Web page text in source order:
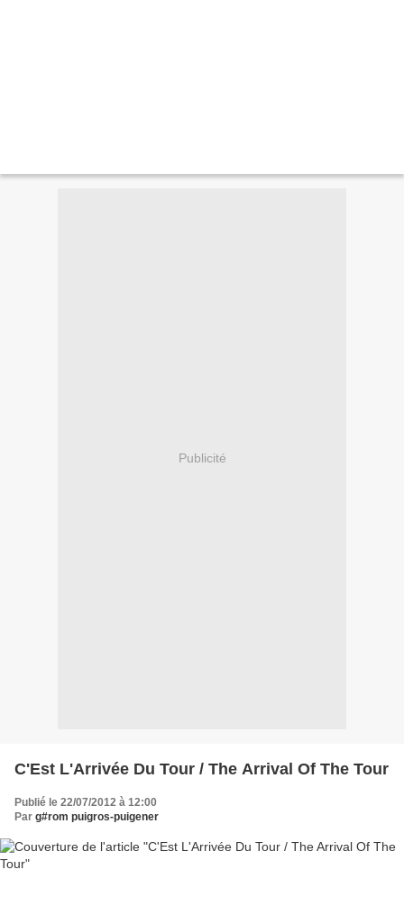
Publicité
C'Est L'Arrivée Du Tour / The Arrival Of The Tour
Publié le 22/07/2012 à 12:00
Par g#rom puigros-puigener